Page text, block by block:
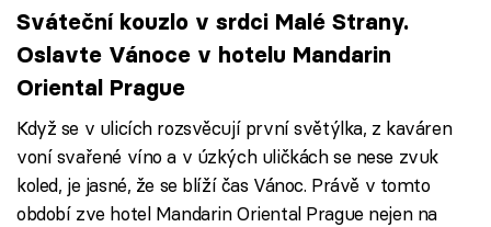
Sváteční kouzlo v srdci Malé Strany.
Oslavte Vánoce v hotelu Mandarin
Oriental Prague
Když se v ulicích rozsvěcují první světýlka, z kaváren
voní svařené víno a v úzkých uličkách se nese zvuk
koled, je jasné, že se blíží čas Vánoc. Právě v tomto
období zve hotel Mandarin Oriental Prague nejen na